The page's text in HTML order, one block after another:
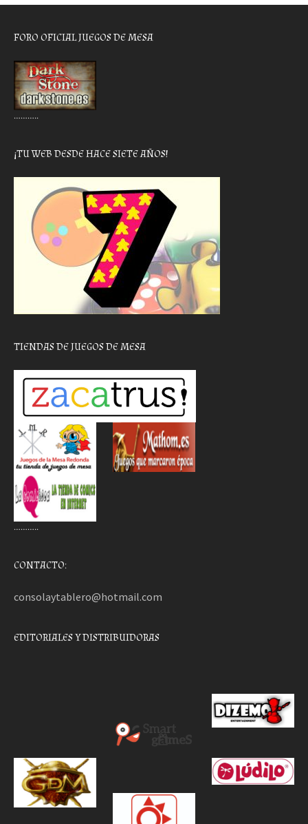
FORO OFICIAL JUEGOS DE MESA
………..
¡TU WEB DESDE HACE SIETE AÑOS!
TIENDAS DE JUEGOS DE MESA
………..
CONTACTO:
consolaytablero@hotmail.com
EDITORIALES Y DISTRIBUIDORAS